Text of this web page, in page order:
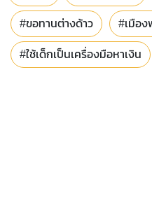
#ขอทานต่างด้าว #เมือง
#ใช้เด็กเป็นเครื่องมือหาเงิน